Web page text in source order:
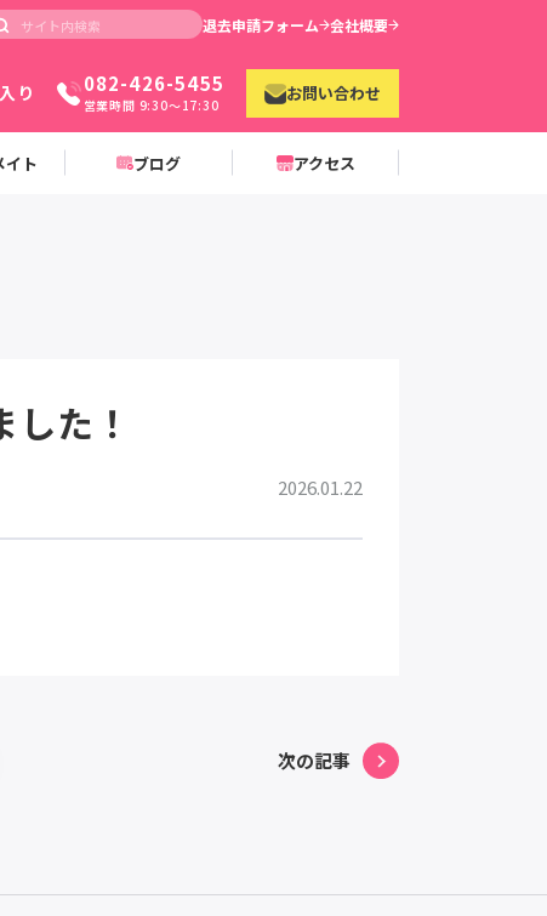
退去申請フォーム 会社概要
り 082-426-5455
営業時間 9:30〜17:30
お問い合わせ
イト ブログ アクセス
た！
2026.01.22
次の記事